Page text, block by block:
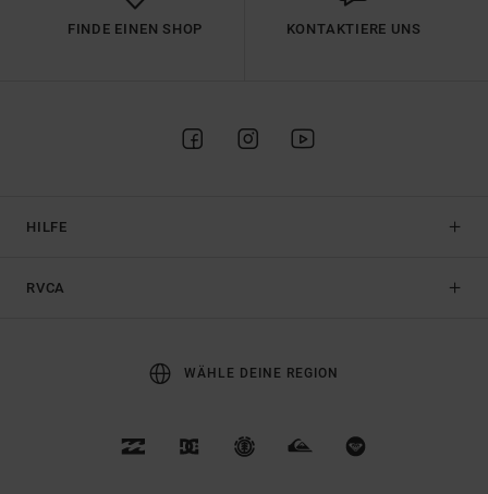
FINDE EINEN SHOP KONTAKTIERE UNS
HILFE
RVCA
WÄHLE DEINE REGION